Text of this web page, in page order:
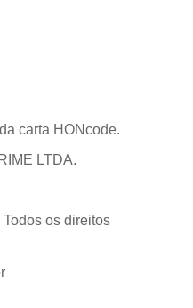
carta HONcode.
LTDA.
os direitos